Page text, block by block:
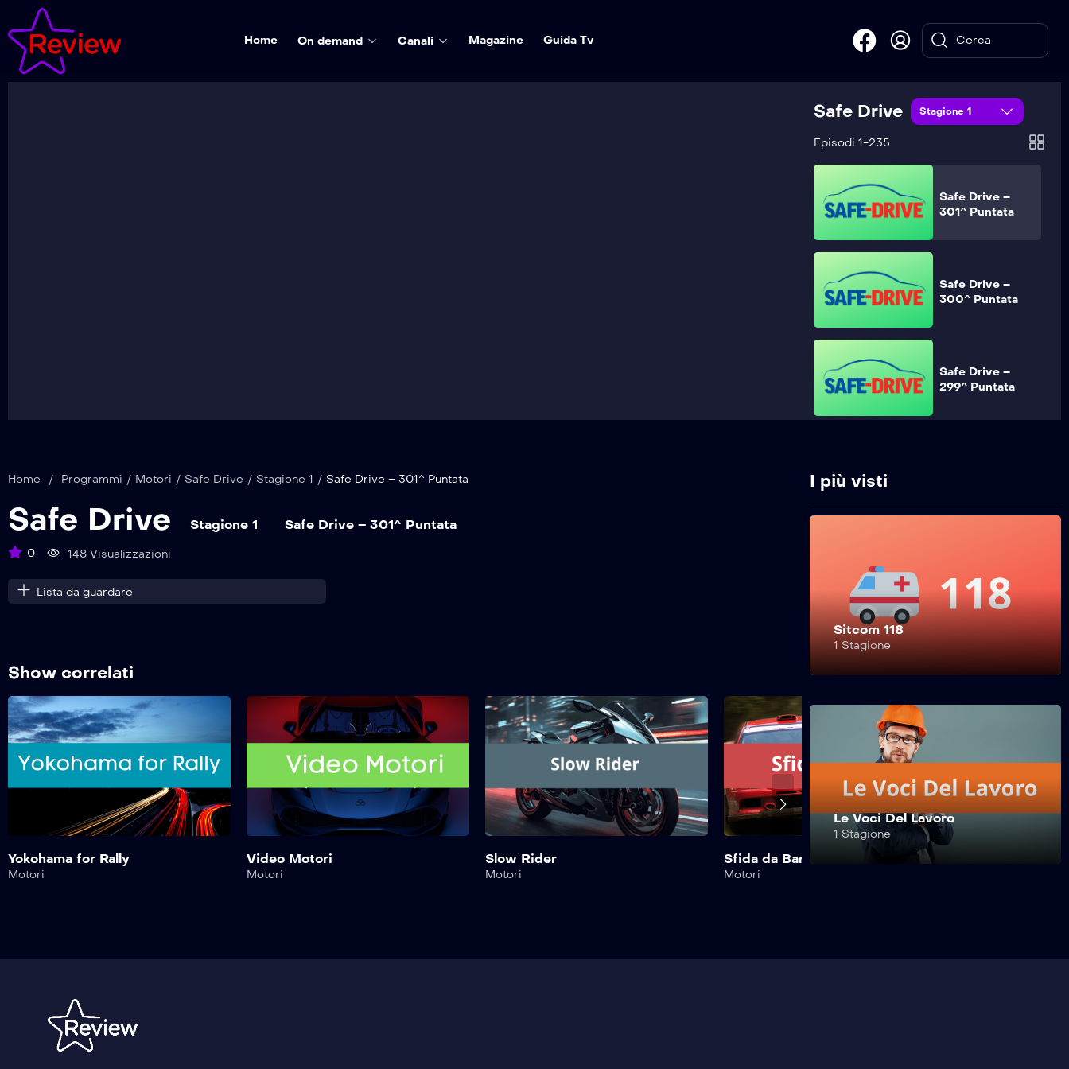
Home On demand Canali Magazine Guida Tv
Safe Drive Stagione 1
Episodi 1-235
Safe Drive –
303^ Puntata
Safe Drive –
302^ Puntata
Safe Drive –
301^ Puntata
Safe Drive –
300^ Puntata
Safe Drive –
299^ Puntata
Safe Drive –
294^ Puntata
Home / Programmi / Motori / Safe Drive / Stagione 1 / Safe Drive – 301^ Puntata
Safe Drive Stagione 1 Safe Drive – 301^ Puntata
0 148 Visualizzazioni
Lista da guardare
Show correlati
Yokohama for Rally
Motori
Video Motori
Motori
Slow Rider
Motori
Sfida da Bar
Motori
Safe Drive
I più visti
Sitcom 118
1 Stagione
Le Voci Del Lavoro
1 Stagione